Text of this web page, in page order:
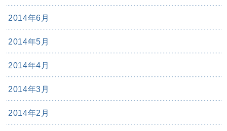
2014年6月
2014年5月
2014年4月
2014年3月
2014年2月